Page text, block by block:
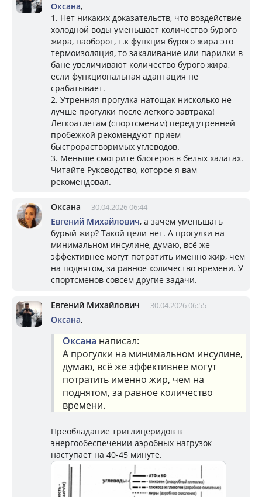
Оксана,
1. Нет никаких доказательств, что воздействие
холодной воды уменьшает количество бурого
жира, наоборот, т.к функция бурого жира это
термоизоляция, то закаливание или парилки в
бане увеличивают количество бурого жира,
если функциональная адаптация не
срабатывает.
2. Утренняя прогулка натощак нисколько не
лучше прогулки после легкого завтрака!
Легкоатлетам (спортсменам) перед утренней
пробежкой рекомендуют прием
быстрорастворимых углеводов.
3. Меньше смотрите блогеров в белых халатах.
Читайте Руководство, которое я вам
рекомендовал.
Оксана 30.04.2026 06:44
Евгений Михайлович, а зачем уменьшать
бурый жир? Такой цели нет. А прогулки на
минимальном инсулине, думаю, всё же
эффективнее могут потратить именно жир, чем
на поднятом, за равное количество времени. У
спортсменов совсем другие задачи.
Евгений Михайлович 30.04.2026 06:55
Оксана,
Оксана написал:
А прогулки на минимальном инсулине,
думаю, всё же эффективнее могут
потратить именно жир, чем на
поднятом, за равное количество
времени.
Преобладание триглицеридов в
энергообеспечении аэробных нагрузок
наступает на 40-45 минуте.